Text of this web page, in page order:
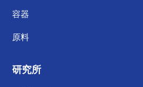
容器
原料
研究所